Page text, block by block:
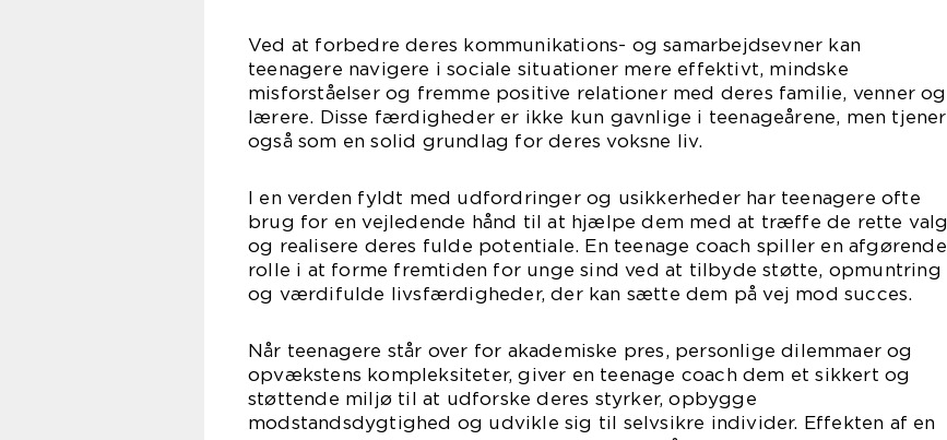
Ved at forbedre deres kommunikations- og samarbejdsevner kan
teenagere navigere i sociale situationer mere effektivt, mindske
misforståelser og fremme positive relationer med deres familie, venner og
lærere. Disse færdigheder er ikke kun gavnlige i teenageårene, men tjener
også som en solid grundlag for deres voksne liv.
I en verden fyldt med udfordringer og usikkerheder har teenagere ofte
brug for en vejledende hånd til at hjælpe dem med at træffe de rette valg
og realisere deres fulde potentiale. En teenage coach spiller en afgørende
rolle i at forme fremtiden for unge sind ved at tilbyde støtte, opmuntring
og værdifulde livsfærdigheder, der kan sætte dem på vej mod succes.
Når teenagere står over for akademiske pres, personlige dilemmaer og
opvækstens kompleksiteter, giver en teenage coach dem et sikkert og
støttende miljø til at udforske deres styrker, opbygge
modstandsdygtighed og udvikle sig til selvsikre individer. Effekten af en